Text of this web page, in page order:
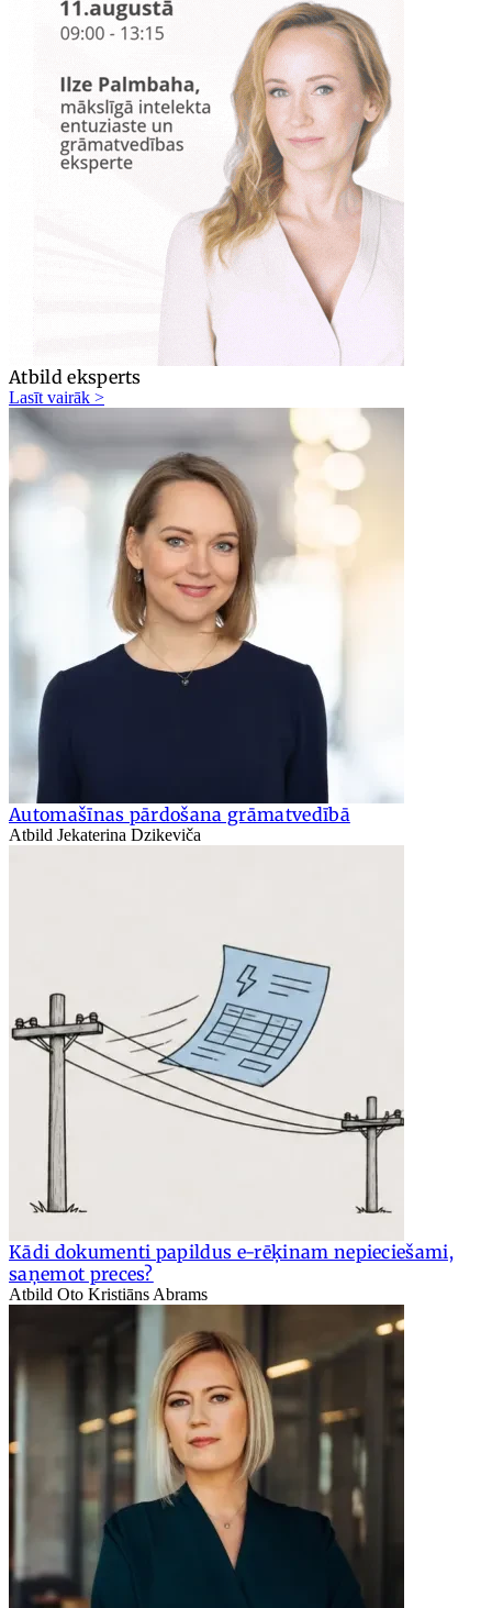
Atbild eksperts
Lasīt vairāk >
Automašīnas pārdošana grāmatvedībā
Atbild Jekaterina Dzikeviča
Kādi dokumenti papildus e-rēķinam nepieciešami,
saņemot preces?
Atbild Oto Kristiāns Abrams